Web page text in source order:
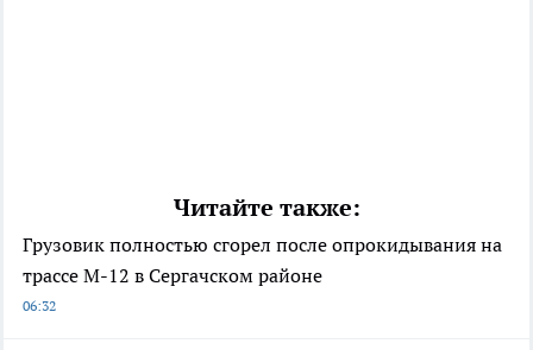
Читайте также:
Грузовик полностью сгорел после опрокидывания на
трассе М-12 в Сергачском районе
06:32